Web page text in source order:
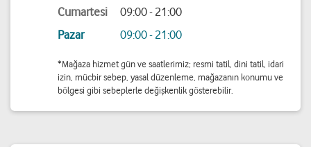
Cumartesi
09:00 - 21:00
Pazar
09:00 - 21:00
*Mağaza hizmet gün ve saatlerimiz; resmi tatil, dini tatil, idari
izin, mücbir sebep, yasal düzenleme, mağazanın konumu ve
bölgesi gibi sebeplerle değişkenlik gösterebilir.